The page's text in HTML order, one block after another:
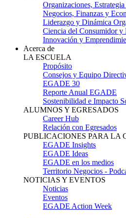
Organizaciones,
Negocios, Finanzas y
Liderazgo y Dinámica
Ciencia del Consumidor y
Innovación y
Acerca de
LA ESCUELA
Propósito
Consejos y Equipo
EGADE 30
Reporte Anual EGADE
Sostenibilidad e Impacto
ALUMNOS Y EGRESADOS
Career Hub
Relación con Egresados
PUBLICACIONES PARA LA
EGADE Insights
EGADE Ideas
EGADE en los medios
Territorio Negocios -
NOTICIAS Y EVENTOS
Noticias
Eventos
EGADE Action Week